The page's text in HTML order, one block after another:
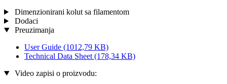
Dimenzionirani kolut sa filamentom
Dodaci
Preuzimanja
User Guide (1012,79 KB)
Technical Data Sheet (178,34 KB)
Video zapisi o proizvodu: